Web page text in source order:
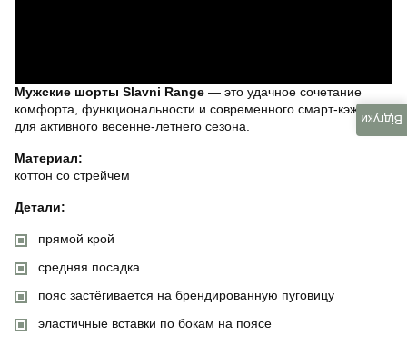
Мужские шорты Slavni Range — это удачное сочетание
комфорта, функциональности и современного смарт-кэжуала
для активного весенне-летнего сезона.
Материал:
коттон со стрейчем
Детали:
прямой крой
средняя посадка
пояс застёгивается на брендированную пуговицу
эластичные вставки по бокам на поясе
Відгуки